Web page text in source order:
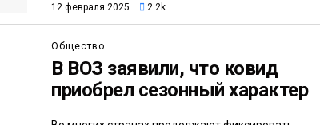
12 февраля 2025 2.2k
Общество
В ВОЗ заявили, что ковид
приобрел сезонный характер